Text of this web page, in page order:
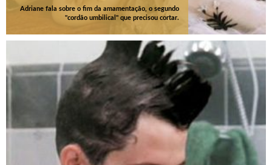
Adriane fala sobre o fim da amamentação, o segundo
"cordão umbilical" que precisou cortar.